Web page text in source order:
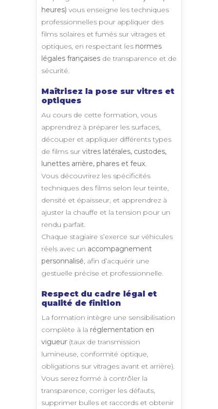
heures) vous enseigne les techniques
professionnelles pour appliquer des
films solaires et fumés sur vitrages et
optiques, en respectant les normes
légales françaises de transparence et de
sécurité.
Maîtrisez la pose sur vitres et
optiques
Au cours de cette formation, vous
apprendrez à préparer les surfaces,
découper et appliquer différents types
de films sur vitres latérales, custodes,
lunettes arrière, phares et feux
Vous découvrirez les spécificités
techniques des films selon leur teinte,
densité et épaisseur, et apprendrez à
ajuster la chauffe et la tension pour un
rendu parfait.
Chaque stagiaire s’exerce sur véhicules
réels avec un accompagnement
personnalisé , afin d’acquérir une
gestuelle précise et professionnelle.
Respect du cadre légal et
qualité de finition
La formation intègre une sensibilisation
complète à la réglementation en
vigueur (taux de transmission
lumineuse, conformité optique,
obligations sur vitrages avant et arrière).
Vous serez formé à contrôler la
transparence, corriger les défauts,
supprimer bulles et raccords et obtenir